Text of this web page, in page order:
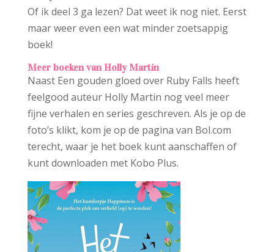
Of ik deel 3 ga lezen? Dat weet ik nog niet. Eerst
maar weer even een wat minder zoetsappig
boek!
Meer boeken van Holly Martin
Naast Een gouden gloed over Ruby Falls heeft
feelgood auteur Holly Martin nog veel meer
fijne verhalen en series geschreven. Als je op de
foto’s klikt, kom je op de pagina van Bol.com
terecht, waar je het boek kunt aanschaffen of
kunt downloaden met Kobo Plus.